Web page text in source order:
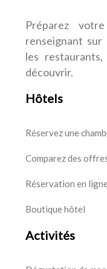
Préparez
renseignant
les
découvrir.
Hôtels
Réservez une
Comparez des
Réservation en
Boutique hôtel
Activités